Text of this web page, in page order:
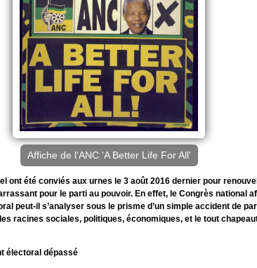
Affiche de l'ANC 'A Better Life For All'
ont été conviés aux urnes le 3 août 2016 dernier pour
pour le parti au pouvoir. En effet, le Congrès national
peut-il s’analyser sous le prisme d’un simple accident de
racines sociales, politiques, économiques, et le tout
électoral dépassé